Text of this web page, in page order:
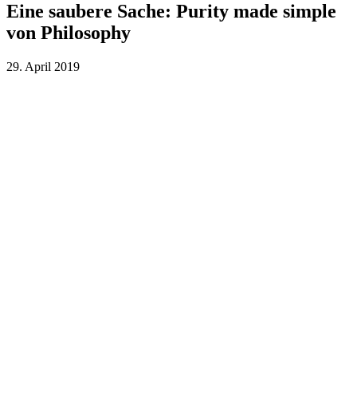
Eine saubere Sache: Purity made simple
von Philosophy
29. April 2019